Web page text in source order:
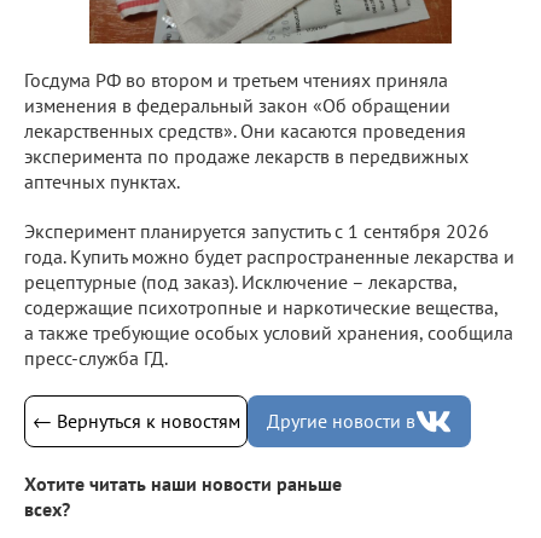
Госдума РФ во втором и третьем чтениях приняла
изменения в федеральный закон «Об обращении
лекарственных средств». Они касаются проведения
эксперимента по продаже лекарств в передвижных
аптечных пунктах.
Эксперимент планируется запустить с 1 сентября 2026
года. Купить можно будет распространенные лекарства и
рецептурные (под заказ). Исключение – лекарства,
содержащие психотропные и наркотические вещества,
а также требующие особых условий хранения, сообщила
пресс-служба ГД.
← Вернуться к новостям Другие новости в
Хотите читать наши новости раньше
всех?